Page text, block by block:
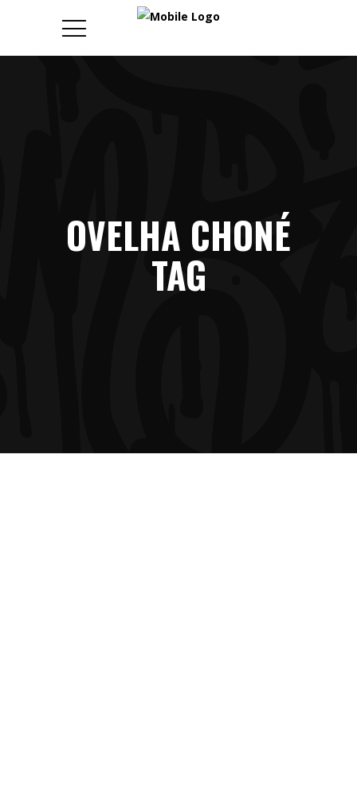
OVELHA CHONÉ
TAG